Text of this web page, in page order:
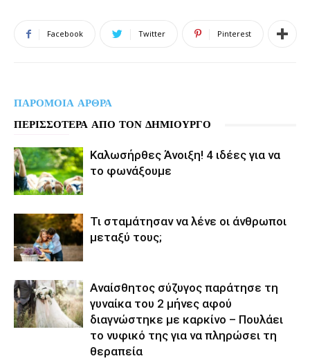
Facebook Twitter Pinterest
ΠΑΡΟΜΟΙΑ ΑΡΘΡΑ
ΠΕΡΙΣΣΟΤΕΡΑ ΑΠΟ ΤΟΝ ΔΗΜΙΟΥΡΓΟ
Καλωσήρθες Άνοιξη! 4 ιδέες για να
το φωνάξουμε
Τι σταμάτησαν να λένε οι άνθρωποι
μεταξύ τους;
Αναίσθητος σύζυγος παράτησε τη
γυναίκα του 2 μήνες αφού
διαγνώστηκε με καρκίνο – Πουλάει
το νυφικό της για να πληρώσει τη
θεραπεία